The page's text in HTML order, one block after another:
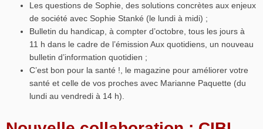
Les questions de Sophie, des solutions concrètes aux enjeux
de société avec Sophie Stanké (le lundi à midi) ;
Bulletin du handicap, à compter d’octobre, tous les jours à
11 h dans le cadre de l’émission Aux quotidiens, un nouveau
bulletin d’information quotidien ;
C’est bon pour la santé !, le magazine pour améliorer votre
santé et celle de vos proches avec Marianne Paquette (du
lundi au vendredi à 14 h).